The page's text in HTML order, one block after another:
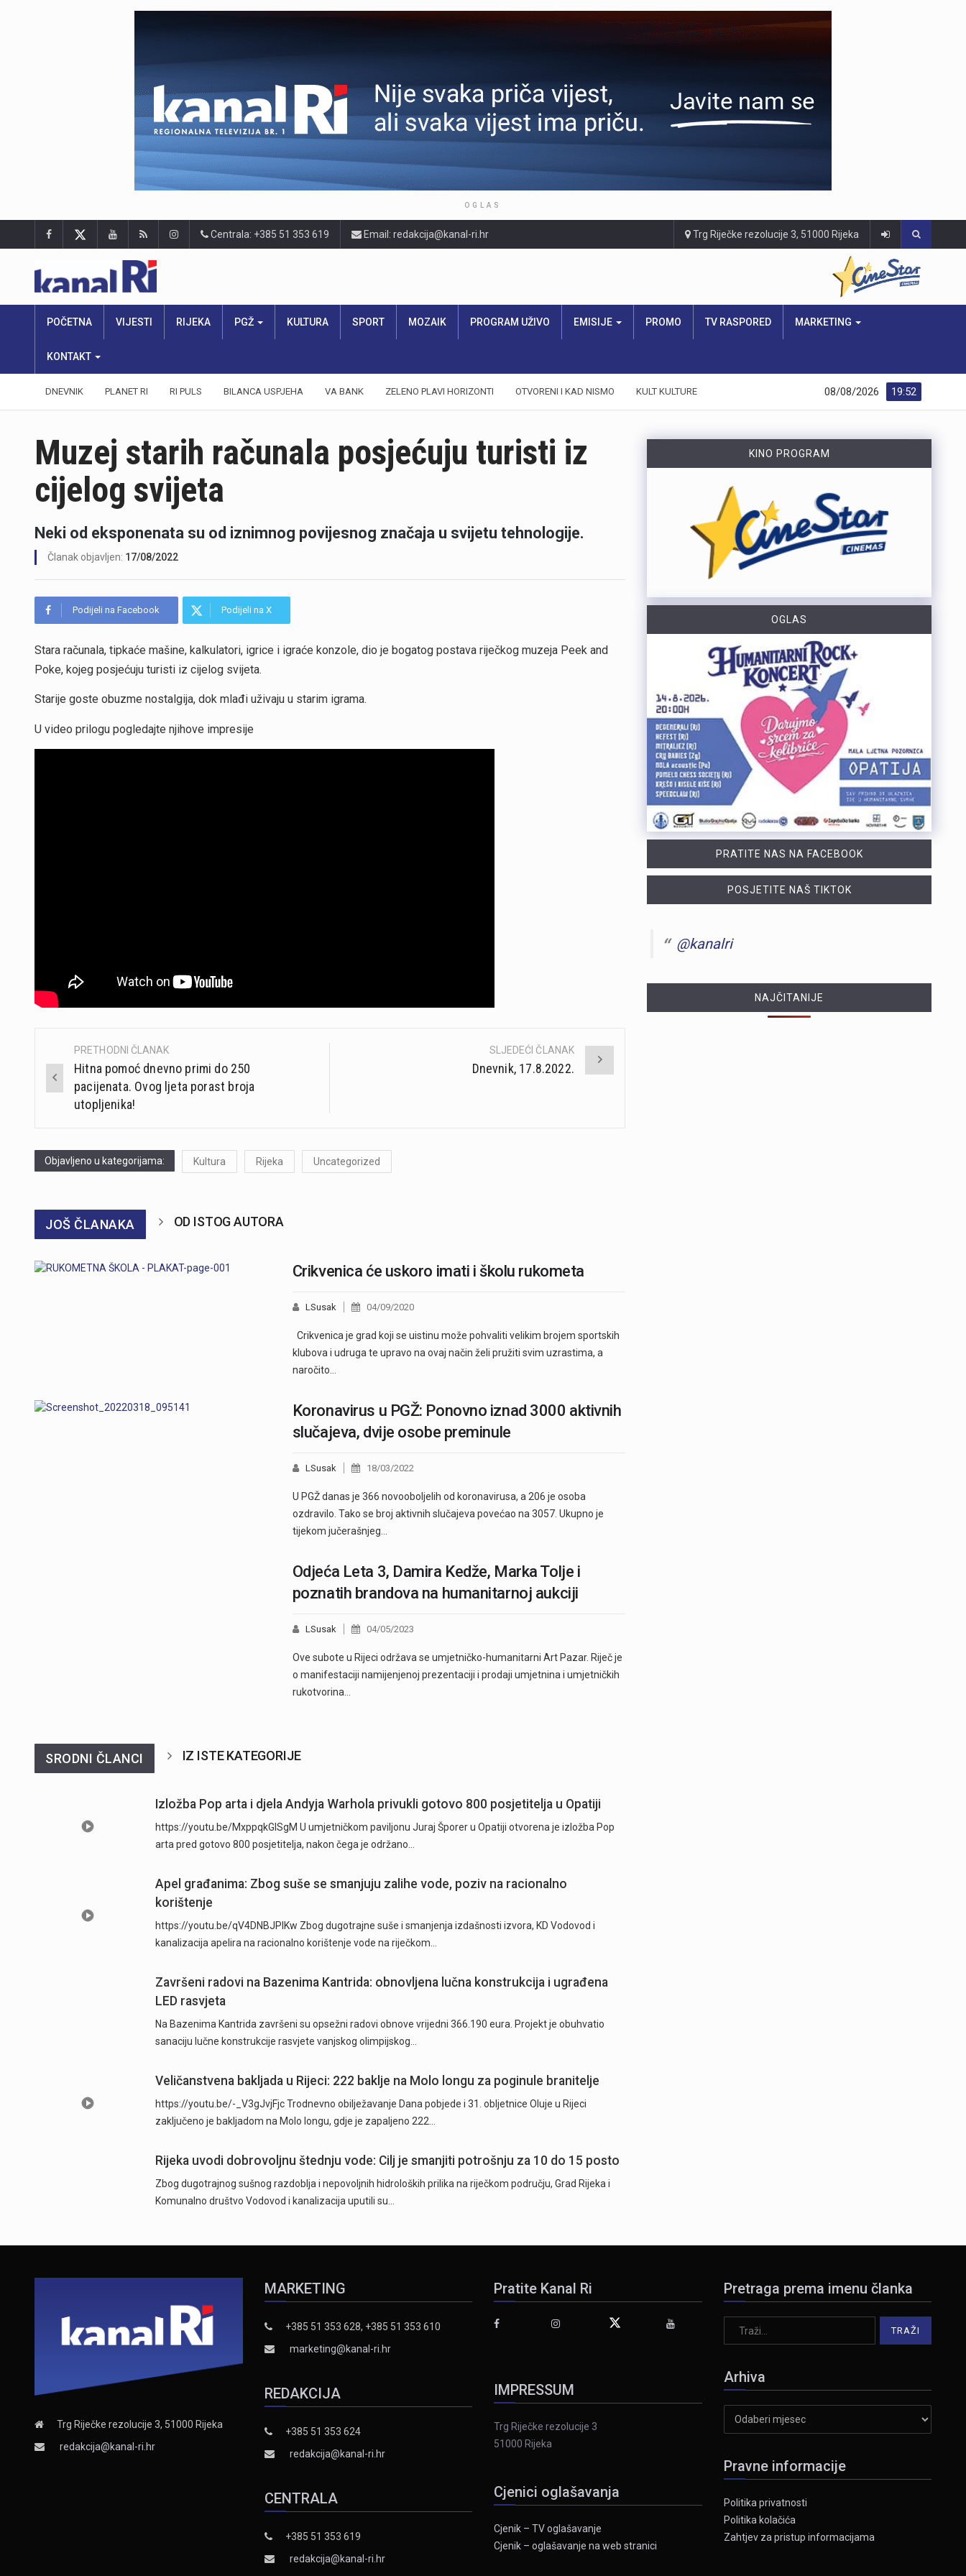
OGLAS
Centrala: +385 51 353 619 Email: redakcija@kanal-ri.hr Trg Riječke rezolucije 3, 51000 Rijeka
POČETNA VIJESTI RIJEKA PGŽ KULTURA SPORT MOZAIK PROGRAM UŽIVO EMISIJE PROMO TV RASPORED MARKETING
KONTAKT
DNEVNIK PLANET RI RI PULS BILANCA USPJEHA VA BANK ZELENO PLAVI HORIZONTI OTVORENI I KAD NISMO KULT KULTURE 19:52
08/08/2026
Muzej starih računala posjećuju turisti iz
cijelog svijeta
Neki od eksponenata su od iznimnog povijesnog značaja u svijetu tehnologije.
Članak objavljen: 17/08/2022
Podijeli na Facebook Podijeli na X
Stara računala, tipkaće mašine, kalkulatori, igrice i igraće konzole, dio je bogatog postava riječkog muzeja Peek and
Poke, kojeg posjećuju turisti iz cijelog svijeta.
Starije goste obuzme nostalgija, dok mlađi uživaju u starim igrama.
U video prilogu pogledajte njihove impresije
Post
navigation
PRETHODNI ČLANAK
Hitna pomoć dnevno primi do 250
pacijenata. Ovog ljeta porast broja
utopljenika!
SLJEDEĆI ČLANAK
Dnevnik, 17.8.2022.
Objavljeno u kategorijama: Kultura Rijeka Uncategorized
JOŠ ČLANAKA OD ISTOG AUTORA
Crikvenica će uskoro imati i školu rukometa
LSusak 04/09/2020
Crikvenica je grad koji se uistinu može pohvaliti velikim brojem sportskih
klubova i udruga te upravo na ovaj način želi pružiti svim uzrastima, a
naročito…
Koronavirus u PGŽ: Ponovno iznad 3000 aktivnih
slučajeva, dvije osobe preminule
LSusak 18/03/2022
U PGŽ danas je 366 novooboljelih od koronavirusa, a 206 je osoba
ozdravilo. Tako se broj aktivnih slučajeva povećao na 3057. Ukupno je
tijekom jučerašnjeg…
Odjeća Leta 3, Damira Kedže, Marka Tolje i
poznatih brandova na humanitarnoj aukciji
LSusak 04/05/2023
Ove subote u Rijeci održava se umjetničko-humanitarni Art Pazar. Riječ je
o manifestaciji namijenjenoj prezentaciji i prodaji umjetnina i umjetničkih
rukotvorina…
SRODNI ČLANCI IZ ISTE KATEGORIJE
Izložba Pop arta i djela Andyja Warhola privukli gotovo 800 posjetitelja u Opatiji
https://youtu.be/MxppqkGISgM U umjetničkom paviljonu Juraj Šporer u Opatiji otvorena je izložba Pop
arta pred gotovo 800 posjetitelja, nakon čega je održano…
Apel građanima: Zbog suše se smanjuju zalihe vode, poziv na racionalno
korištenje
https://youtu.be/qV4DNBJPlKw Zbog dugotrajne suše i smanjenja izdašnosti izvora, KD Vodovod i
kanalizacija apelira na racionalno korištenje vode na riječkom…
Završeni radovi na Bazenima Kantrida: obnovljena lučna konstrukcija i ugrađena
LED rasvjeta
Na Bazenima Kantrida završeni su opsežni radovi obnove vrijedni 366.190 eura. Projekt je obuhvatio
sanaciju lučne konstrukcije rasvjete vanjskog olimpijskog…
Veličanstvena bakljada u Rijeci: 222 baklje na Molo longu za poginule branitelje
https://youtu.be/-_V3gJvjFjc Trodnevno obilježavanje Dana pobjede i 31. obljetnice Oluje u Rijeci
zaključeno je bakljadom na Molo longu, gdje je zapaljeno 222…
Rijeka uvodi dobrovoljnu štednju vode: Cilj je smanjiti potrošnju za 10 do 15 posto
Zbog dugotrajnog sušnog razdoblja i nepovoljnih hidroloških prilika na riječkom području, Grad Rijeka i
Komunalno društvo Vodovod i kanalizacija uputili su…
KINO PROGRAM
OGLAS
PRATITE NAS NA FACEBOOK
POSJETITE NAŠ TIKTOK
@kanalri
NAJČITANIJE
Trg Riječke rezolucije 3, 51000 Rijeka
redakcija@kanal-ri.hr
MARKETING
+385 51 353 628, +385 51 353 610
marketing@kanal-ri.hr
REDAKCIJA
+385 51 353 624
redakcija@kanal-ri.hr
CENTRALA
+385 51 353 619
redakcija@kanal-ri.hr
Pratite Kanal Ri
IMPRESSUM
Trg Riječke rezolucije 3
51000 Rijeka
Cjenici oglašavanja
Cjenik – TV oglašavanje
Cjenik – oglašavanje na web stranici
Pretraga prema imenu članka
Arhiva
Pravne informacije
Politika privatnosti
Politika kolačića
Zahtjev za pristup informacijama